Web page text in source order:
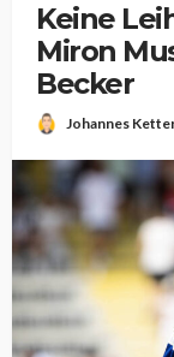
Keine
Miron
Becker
Johannes